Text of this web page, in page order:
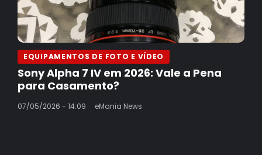
EQUIPAMENTOS DE FOTO E VÍDEO
Sony Alpha 7 IV em 2026: Vale a Pena
para Casamento?
07/05/2026 - 14:09 eMania News